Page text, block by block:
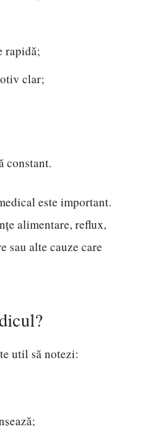
rapidă;
clar;
constant.
este important.
alimentare, reflux,
alte cauze care
util să notezi: